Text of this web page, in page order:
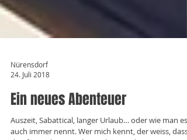
Nürensdorf
24. Juli 2018